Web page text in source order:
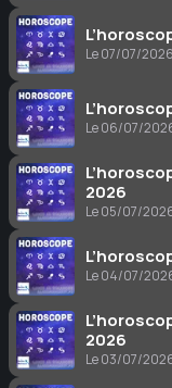
Le 07/07/
Le 06/07/
2026
Le 05/07/
Le 04/07/
2026
Le 03/07/